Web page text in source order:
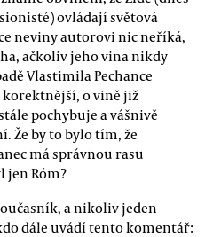
ovládají světová
neviny autorovi nic neříká,
ačkoliv jeho vina nikdy
Vlastimila Pechance
o vině již
pochybuje a vášnivě
Že by to bylo tím, že
má správnou rasu
jen Róm?
a nikoliv jeden
dále uvádí tento komentář: